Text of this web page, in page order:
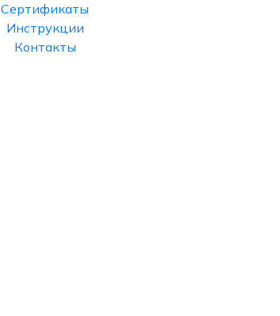
Сертификаты
Инструкции
Контакты